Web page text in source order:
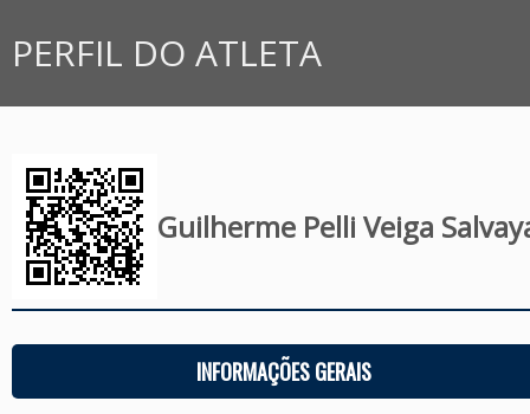
PERFIL DO ATLETA
Guilherme Pelli Veiga
INFORMAÇÕES GERAIS